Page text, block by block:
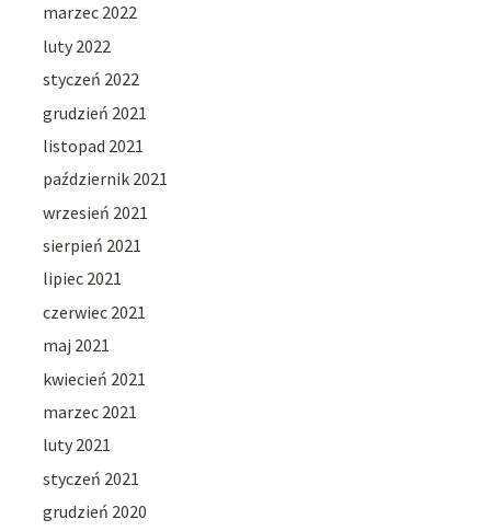
marzec 2022
luty 2022
styczeń 2022
grudzień 2021
listopad 2021
październik 2021
wrzesień 2021
sierpień 2021
lipiec 2021
czerwiec 2021
maj 2021
kwiecień 2021
marzec 2021
luty 2021
styczeń 2021
grudzień 2020